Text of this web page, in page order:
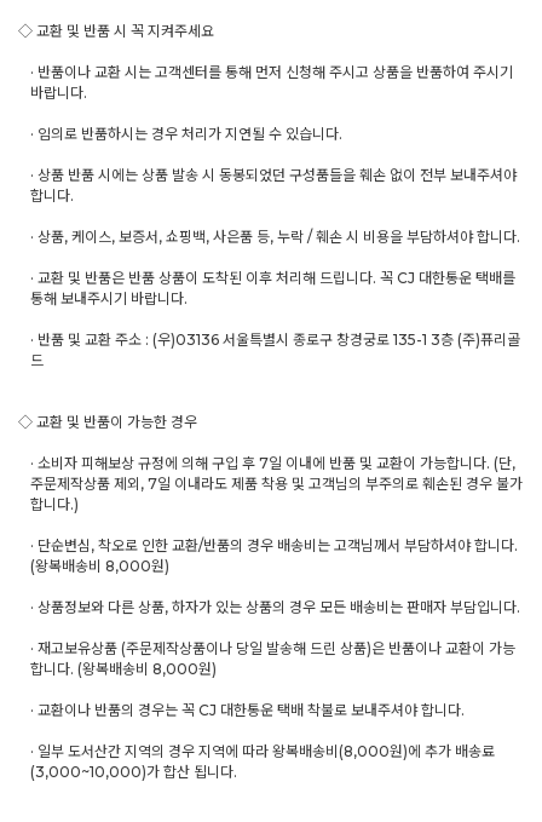
◇ 교환 및 반품 시 꼭 지켜주세요
· 반품이나 교환 시는 고객센터를 통해 먼저 신청해 주시고 상품을 반품하여 주시기
바랍니다.
· 임의로 반품하시는 경우 처리가 지연될 수 있습니다.
· 상품 반품 시에는 상품 발송 시 동봉되었던 구성품들을 훼손 없이 전부 보내주셔야
합니다.
· 상품, 케이스, 보증서, 쇼핑백, 사은품 등, 누락 / 훼손 시 비용을 부담하셔야 합니다.
· 교환 및 반품은 반품 상품이 도착된 이후 처리해 드립니다. 꼭 CJ 대한통운 택배를
통해 보내주시기 바랍니다.
· 반품 및 교환 주소 : (우)03136 서울특별시 종로구 창경궁로 135-1 3층 (주)퓨리골
드
◇ 교환 및 반품이 가능한 경우
· 소비자 피해보상 규정에 의해 구입 후 7일 이내에 반품 및 교환이 가능합니다. (단,
주문제작상품 제외, 7일 이내라도 제품 착용 및 고객님의 부주의로 훼손된 경우 불가
합니다.)
· 단순변심, 착오로 인한 교환/반품의 경우 배송비는 고객님께서 부담하셔야 합니다.
(왕복배송비 8,000원)
· 상품정보와 다른 상품, 하자가 있는 상품의 경우 모든 배송비는 판매자 부담입니다.
· 재고보유상품 (주문제작상품이나 당일 발송해 드린 상품)은 반품이나 교환이 가능
합니다. (왕복배송비 8,000원)
· 교환이나 반품의 경우는 꼭 CJ 대한통운 택배 착불로 보내주셔야 합니다.
· 일부 도서산간 지역의 경우 지역에 따라 왕복배송비(8,000원)에 추가 배송료
(3,000~10,000)가 합산 됩니다.